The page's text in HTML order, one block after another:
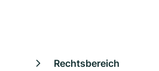
Rechtsbereich